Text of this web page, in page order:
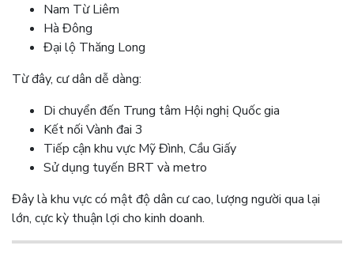
Nam Từ Liêm
Hà Đông
Đại lộ Thăng Long
Từ đây, cư dân dễ dàng:
Di chuyển đến Trung tâm Hội nghị Quốc gia
Kết nối Vành đai 3
Tiếp cận khu vực Mỹ Đình, Cầu Giấy
Sử dụng tuyến BRT và metro
Đây là khu vực có mật độ dân cư cao, lượng người qua lại
lớn, cực kỳ thuận lợi cho kinh doanh.